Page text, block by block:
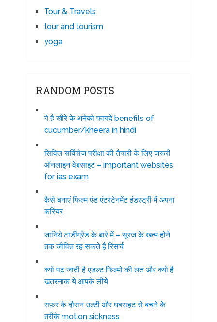
Tour & Travels
tour and tourism
yoga
RANDOM POSTS
ये है खीरे के अनेको फायदे benefits of
cucumber/kheera in hindi
सिविल सर्विसेज परीक्षा की तैयारी के लिए जरूरी
ऑनलाइन वेबसाइट – important websites
for ias exam
कैसे बनाएं फिल्म एंड एंटरटेनमेंट इंडस्ट्री में अपना
करियर
जानिये टार्डीग्रेड के बारे में – सूरज के खत्म होने
तक जीवित रह सकते है रिसर्च
क्यो पढ़ जाती है एडल्ट फिल्मो की लत और क्यो है
खतरनाक ये आपके लीये
सफ़र के दौरान उल्टी और घबराहट से बचने के
तरीके motion sickness